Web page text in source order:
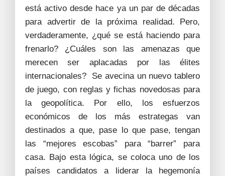
está activo desde hace ya un par de décadas
para advertir de la próxima realidad. Pero,
verdaderamente, ¿qué se está haciendo para
frenarlo? ¿Cuáles son las amenazas que
merecen ser aplacadas por las élites
internacionales? Se avecina un nuevo tablero
de juego, con reglas y fichas novedosas para
la geopolítica. Por ello, los esfuerzos
económicos de los más estrategas van
destinados a que, pase lo que pase, tengan
las “mejores escobas” para “barrer” para
casa. Bajo esta lógica, se coloca uno de los
países candidatos a liderar la hegemonía